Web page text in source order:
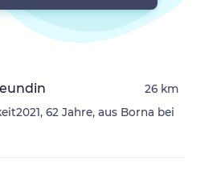
62 Jahre, aus Borna bei
26 km